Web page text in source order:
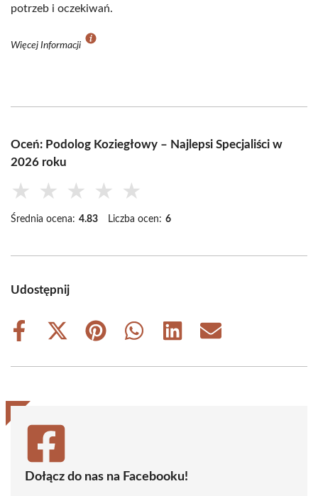
potrzeb i oczekiwań.
Więcej Informacji
Oceń: Podolog Koziegłowy – Najlepsi Specjaliści w
2026 roku
★ ★ ★ ★ ★
Średnia ocena: 4.83 Liczba ocen: 6
Udostępnij
Share
Share
(Twitter)
Share
Share
Share
Share
Dołącz do nas na Facebooku!